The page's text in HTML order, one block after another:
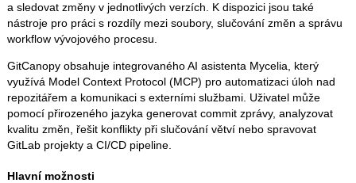
a sledovat změny v jednotlivých verzích. K dispozici jsou také
nástroje pro práci s rozdíly mezi soubory, slučování změn a správu
workflow vývojového procesu.
GitCanopy obsahuje integrovaného AI asistenta Mycelia, který
využívá Model Context Protocol (MCP) pro automatizaci úloh nad
repozitářem a komunikaci s externími službami. Uživatel může
pomocí přirozeného jazyka generovat commit zprávy, analyzovat
kvalitu změn, řešit konflikty při slučování větví nebo spravovat
GitLab projekty a CI/CD pipeline.
Hlavní možnosti